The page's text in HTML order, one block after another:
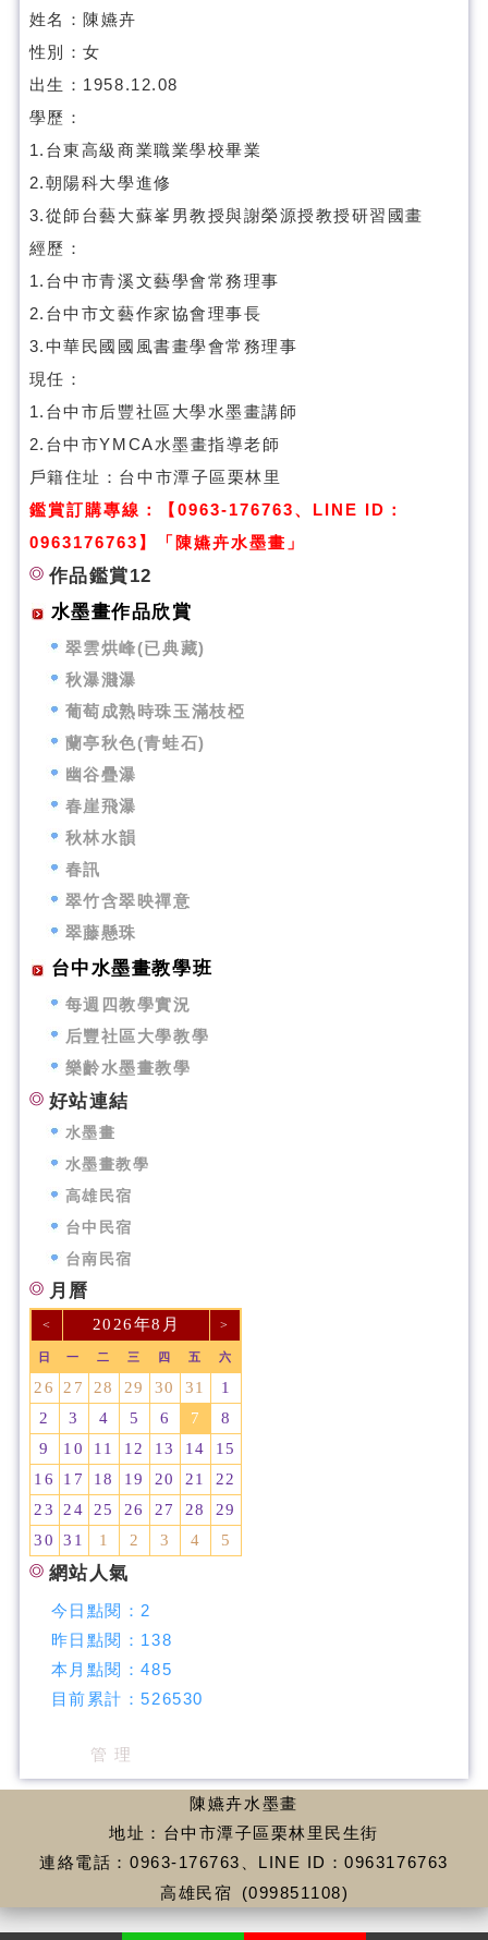
姓名：陳嬿卉
性別：女
出生：1958.12.08
學歷：
1.台東高級商業職業學校畢業
2.朝陽科大學進修
3.從師台藝大蘇峯男教授與謝榮源授教授研習國畫
經歷：
1.台中市青溪文藝學會常務理事
2.台中市文藝作家協會理事長
3.中華民國國風書畫學會常務理事
現任：
1.台中市后豐社區大學水墨畫講師
2.台中市YMCA水墨畫指導老師
戶籍住址：台中市潭子區栗林里
鑑賞訂購專線：【0963-176763、LINE ID：
0963176763】「陳嬿卉水墨畫」
作品鑑賞12
水墨畫作品欣賞
翠雲烘峰(已典藏)
秋瀑濺瀑
葡萄成熟時珠玉滿枝椏
蘭亭秋色(青蛙石)
幽谷疊瀑
春崖飛瀑
秋林水韻
春訊
翠竹含翠映禪意
翠藤懸珠
台中水墨畫教學班
每週四教學實況
后豐社區大學教學
樂齡水墨畫教學
好站連結
水墨畫
水墨畫教學
高雄民宿
台中民宿
台南民宿
月曆
< 2026年8月 >
日 一 二 三 四 五 六
26 27 28 29 30 31
1
2
3 4 5 6 7
8
9
10 11 12 13 14
15
16
17 18 19 20 21
22
23
24 25 26 27 28
29
30
31 1 2 3 4 5
網站人氣
今日點閱： 2
昨日點閱： 138
本月點閱：485
目前累計：526530
管 理
陳嬿卉水墨畫
地址：台中市潭子區栗林里民生街
連絡電話：0963-176763、LINE ID：0963176763
高雄民宿 (099851108)